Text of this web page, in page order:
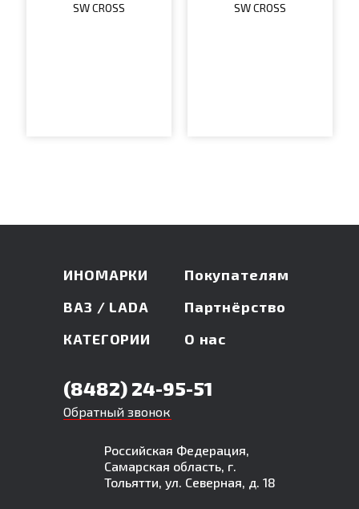
SW CROSS
SW CROSS
ИНОМАРКИ
ВАЗ / LADA
КАТЕГОРИИ
Покупателям
Партнёрство
О нас
(8482) 24-95-51
Обратный звонок
Российская Федерация,
Самарская область, г.
Тольятти, ул. Северная, д. 18